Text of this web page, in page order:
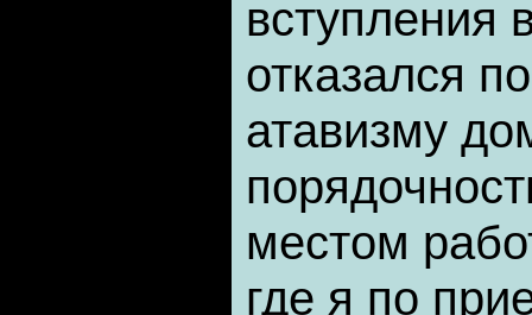
вступления
отказался
атавизму
местом
где я по